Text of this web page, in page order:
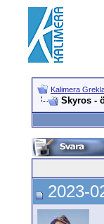
Kalimera
Skyros -
2023-